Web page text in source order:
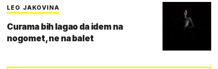
LEO JAKOVINA
Curama bih lagao da idem na
nogomet, ne na balet